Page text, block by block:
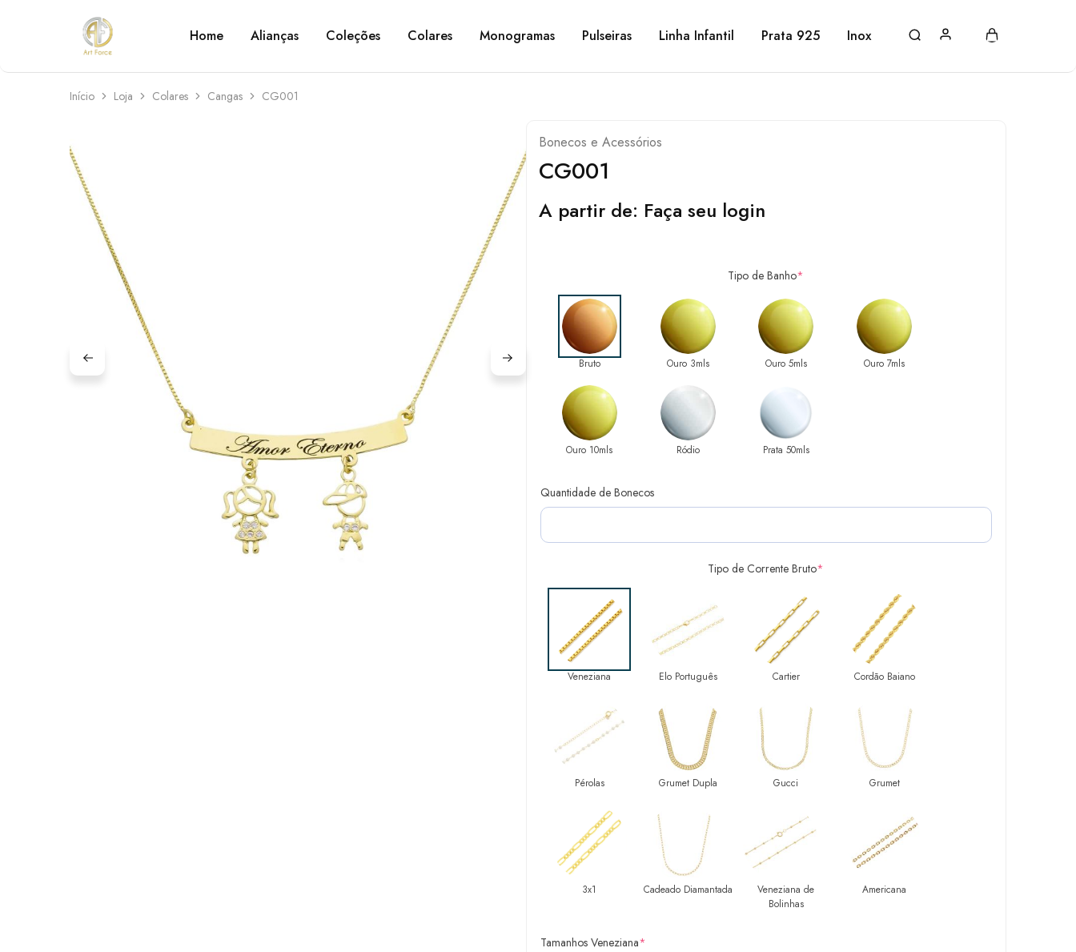
Art
Force
Semijoias
personalizadas
Home Alianças Coleções Colares Monogramas Pulseiras Linha Infantil Prata 925 Inox
Início Loja Colares Cangas CG001
Bonecos e Acessórios
CG001
A partir de: Faça seu login
Tipo de Banho*
Bruto Ouro 3mls Ouro 5mls Ouro 7mls
Ouro 10mls Ródio Prata 50mls
Quantidade de Bonecos
Tipo de Corrente Bruto*
Veneziana Elo Português Cartier Cordão Baiano
Pérolas Grumet Dupla Gucci Grumet
3x1 Cadeado Diamantada
Veneziana de
Bolinhas
Americana
Tamanhos Veneziana*